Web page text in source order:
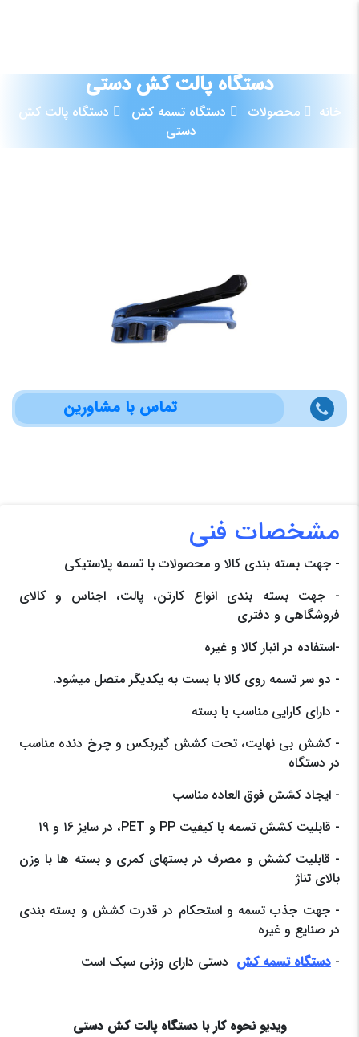
دستگاه پالت کش دستی
خانه محصولات دستگاه تسمه کش
دستگاه پالت کش
دستی
تماس با مشاورین
مشخصات فنی
- جهت بسته بندی کالا و محصولات با تسمه پلاستیکی
- جهت بسته بندی انواع کارتن، پالت، اجناس و کالای
فروشگاهی و دفتری
-استفاده در انبار کالا و غیره
- دو سر تسمه روی کالا با بست به یکدیگر متصل میشود.
- دارای کارایی مناسب با بسته
- کشش بی نهایت، تحت کشش گیربکس و چرخ دنده مناسب
در دستگاه
- ایجاد کشش فوق العاده مناسب
- قابلیت کشش تسمه با کیفیت PP و PET، در سایز ۱۶ و ۱۹
- قابلیت کشش و مصرف در بستهای کمری و بسته ها با وزن
بالای تناژ
- جهت جذب تسمه و استحکام در قدرت کشش و بسته بندی
در صنایع و غیره
- دستگاه تسمه کش دستی دارای وزنی سبک است
ویدیو نحوه کار با دستگاه پالت کش دستی